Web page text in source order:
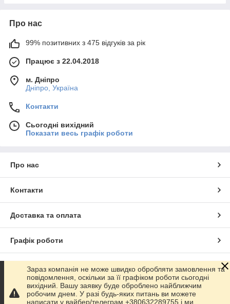
Про нас
99% позитивних з 475 відгуків за рік
Працює з 22.04.2018
м. Дніпро
Дніпро, Україна
Контакти
Сьогодні вихідний
Показати весь графік роботи
Про нас
Контакти
Доставка та оплата
Графік роботи
Повна версія сайту
Сайт створено на маркетплейсіProm.ua
Зараз компанія не може швидко обробляти замовлення та
повідомлення, оскільки за її графіком роботи сьогодні
вихідний. Вашу заявку буде оброблено найближчим
робочим днем. У разі будь-яких питань ви можете
написати у вайбер/телеграм +380632289755 і ми